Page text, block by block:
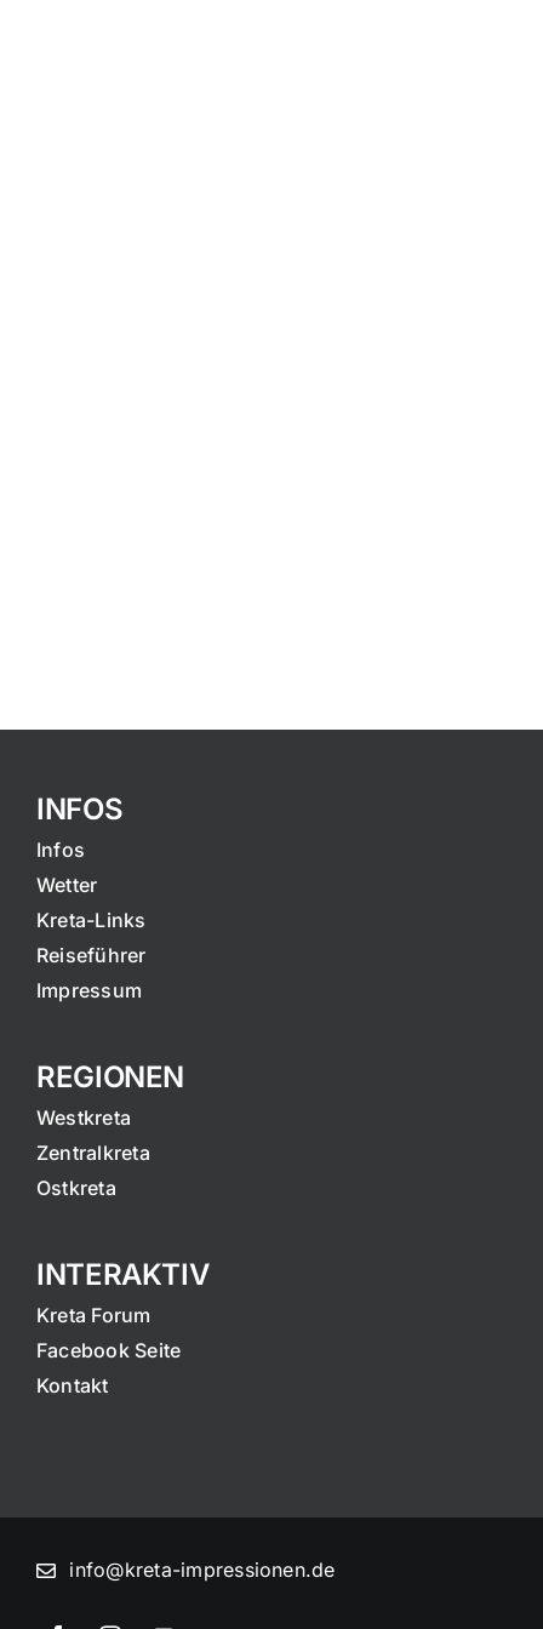
INFOS
Infos
Wetter
Kreta-Links
Reiseführer
Impressum
REGIONEN
Westkreta
Zentralkreta
Ostkreta
INTERAKTIV
Kreta Forum
Facebook Seite
Kontakt
info@kreta-impressionen.de